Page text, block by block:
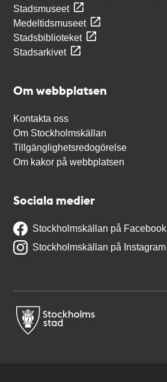
Stadsmuseet
Medeltidsmuseet
Stadsbiblioteket
Stadsarkivet
Om webbplatsen
Kontakta oss
Om Stockholmskällan
Tillgänglighetsredogörelse
Om kakor på webbplatsen
Sociala medier
Stockholmskällan på Facebook
Stockholmskällan på Instagram